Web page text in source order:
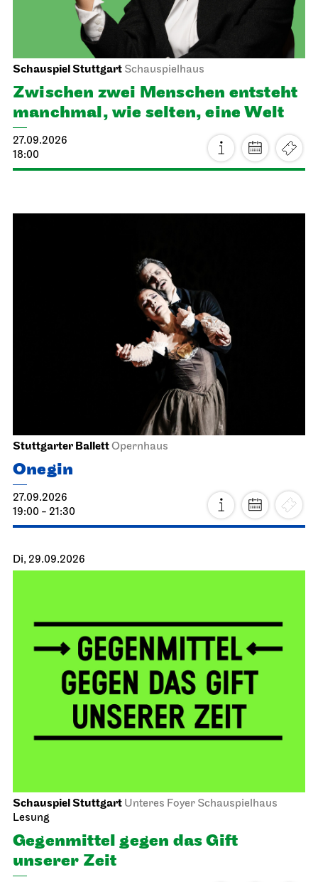
Schauspiel Stuttgart Schauspielhaus
Zwischen zwei Menschen ent­steht
manch­mal, wie selten, eine Welt
27.09.2026
18:00
Stuttgarter BallettOpernhaus
Onegin
27.09.2026
19:00 - 21:30
Di, 29.09.2026
Schauspiel Stuttgart Unteres Foyer Schauspielhaus
Lesung
Gegen­mittel gegen das Gift
unserer Zeit